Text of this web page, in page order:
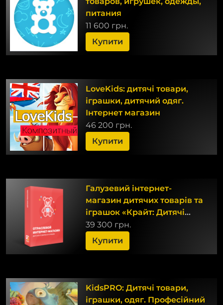
питания
11 600 грн.
Купити
LoveKids: дитячі товари,
іграшки, дитячий одяг.
Інтернет магазин
46 200 грн.
Купити
Галузевий інтернет-
магазин дитячих товарів та
іграшок «Крайт: Дитячі
товари.
39 300 грн.
Купити
KidsPRO: Дитячі товари,
іграшки, одяг. Професійний